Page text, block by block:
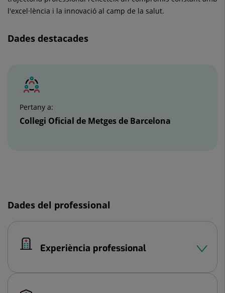
l'excel·lència i la innovació al camp de la salut.
Dades destacades
lliscants:
Pertany a:
Collegi Oficial de Metges de Barcelona
Dades del professional
Experiència professional